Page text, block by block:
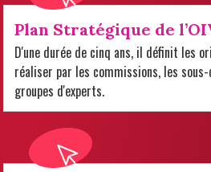
Plan Stratégique de
D'une durée de cinq ans, il définit les
réaliser par les commissions, les
groupes d'experts.